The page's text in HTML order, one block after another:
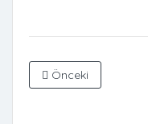
Önceki